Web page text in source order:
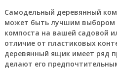
Самодельный деревянный
может быть лучшим выбором
компоста на вашей садовой
отличие от пластиковых
деревянный ящик имеет ряд
делают его